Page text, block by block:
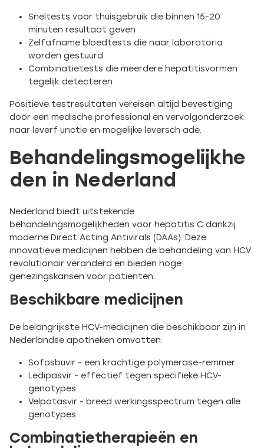
Sneltests voor thuisgebruik die binnen 15-20
minuten resultaat geven
Zelfafname bloedtests die naar laboratoria
worden gestuurd
Combinatietests die meerdere hepatitisvormen
tegelijk detecteren
Positieve testresultaten vereisen altijd bevestiging
door een medische professional en vervolgonderzoek
naar leverf unctie en mogelijke leversch ade.
Behandelingsmogelijkhe
den in Nederland
Nederland biedt uitstekende
behandelingsmogelijkheden voor hepatitis C dankzij
moderne Direct Acting Antivirals (DAAs). Deze
innovatieve medicijnen hebben de behandeling van HCV
revolutionair veranderd en bieden hoge
genezingskansen voor patiënten.
Beschikbare medicijnen
De belangrijkste HCV-medicijnen die beschikbaar zijn in
Nederlandse apotheken omvatten:
Sofosbuvir - een krachtige polymerase-remmer
Ledipasvir - effectief tegen specifieke HCV-
genotypes
Velpatasvir - breed werkingsspectrum tegen alle
genotypes
Combinatietherapieën en